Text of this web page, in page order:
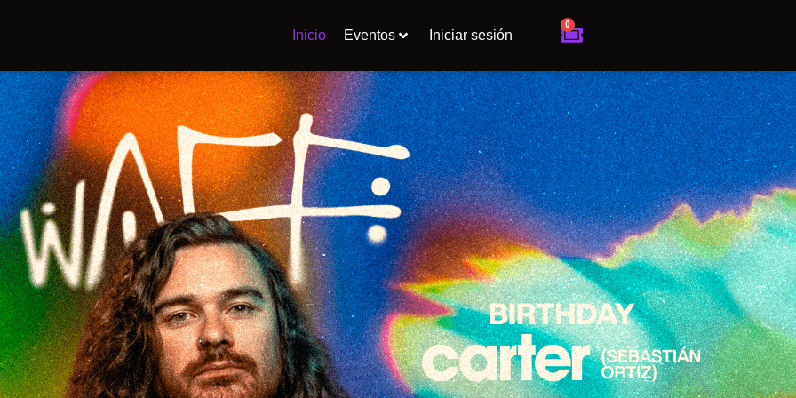
Inicio Eventos Iniciar sesión
0
Cart